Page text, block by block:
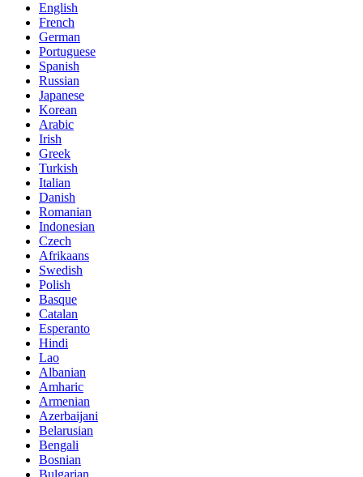
English
French
German
Portuguese
Spanish
Russian
Japanese
Korean
Arabic
Irish
Greek
Turkish
Italian
Danish
Romanian
Indonesian
Czech
Afrikaans
Swedish
Polish
Basque
Catalan
Esperanto
Hindi
Lao
Albanian
Amharic
Armenian
Azerbaijani
Belarusian
Bengali
Bosnian
Bulgarian